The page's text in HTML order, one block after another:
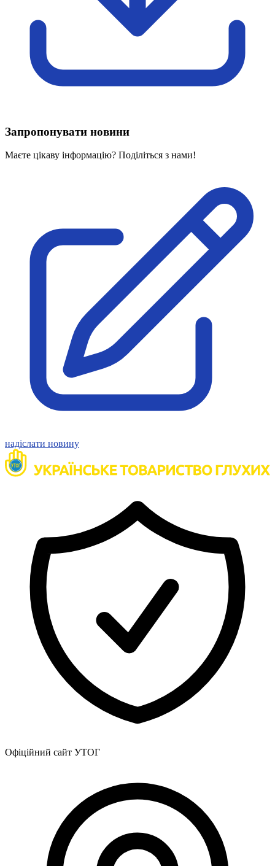
Харківська область
Херсонська область
Хмельницька область
Вивчаємо жестову мову
Дитяча сторінка
Новини про жестову мову
Проєкт "Жестова мова для поліцейських"
На допомогу військовим
Медична термінологія жестовою мовою
Нормативна база УТОГ
Конвенція ООН
Законодавство
Декларації
Документи ВФГ
Міжнародні документи
Запропонувати новини
Маєте цікаву інформацію? Поділіться з нами!
надіслати новину
Офіційний сайт УТОГ